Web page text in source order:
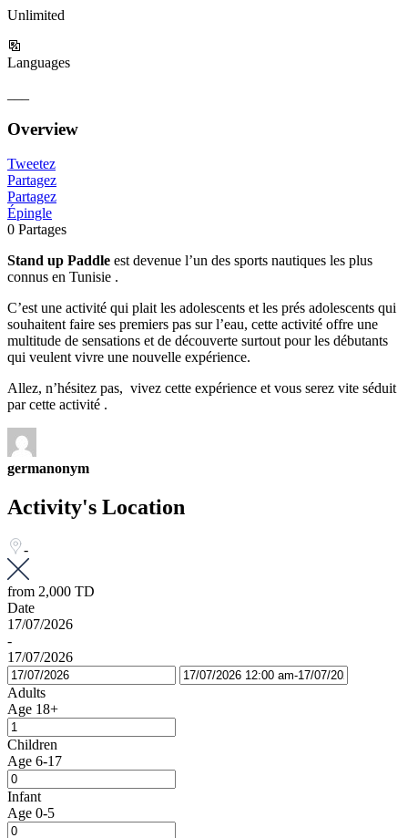
Unlimited
Languages
Overview
Tweetez
Partagez
Partagez
Épingle
0 Partages
Stand up Paddle est devenue l’un des sports nautiques les plus
connus en Tunisie .
C’est une activité qui plait les adolescents et les prés adolescents qui
souhaitent faire ses premiers pas sur l’eau, cette activité offre une
multitude de sensations et de découverte surtout pour les débutants
qui veulent vivre une nouvelle expérience.
Allez, n’hésitez pas, vivez cette expérience et vous serez vite séduit
par cette activité .
germanonym
Activity's Location
-
from 2,000 TD
Date
17/07/2026
-
17/07/2026
Adults
Age 18+
Children
Age 6-17
Infant
Age 0-5